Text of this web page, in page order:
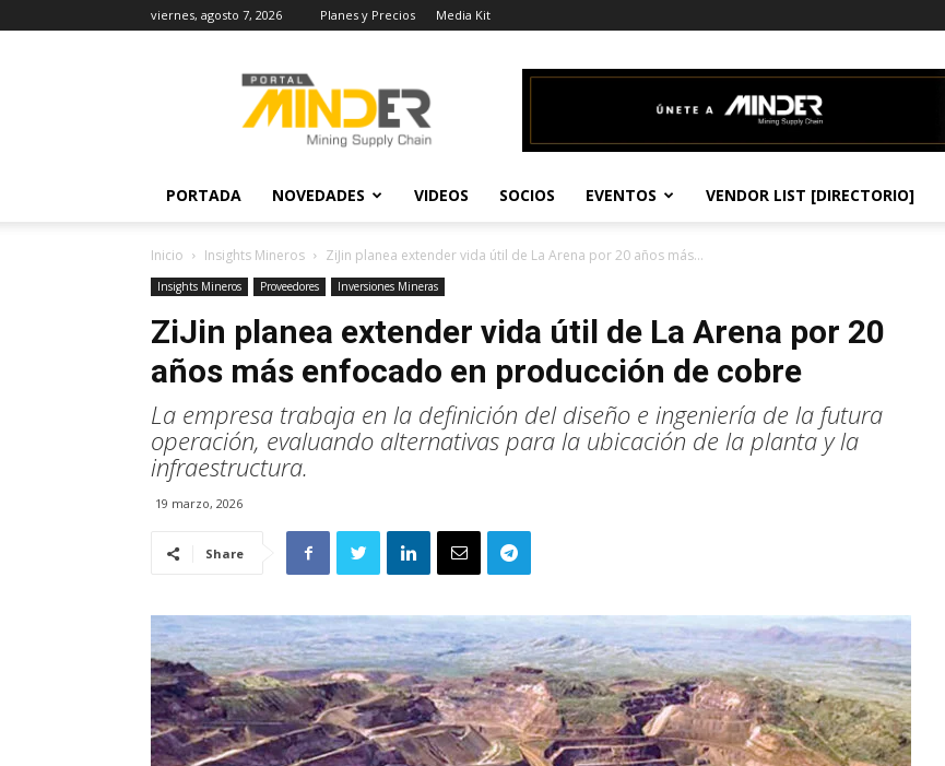
viernes, agosto 7, 2026 Planes y Precios Media Kit
Actualidad
Minera
PORTADA NOVEDADES VIDEOS SOCIOS EVENTOS VENDOR LIST [DIRECTORIO]
Inicio Insights Mineros ZiJin planea extender vida útil de La Arena por 20 años más...
Insights Mineros Proveedores Inversiones Mineras
ZiJin planea extender vida útil de La Arena por 20
años más enfocado en producción de cobre
La empresa trabaja en la definición del diseño e ingeniería de la futura
operación, evaluando alternativas para la ubicación de la planta y la
infraestructura.
19 marzo, 2026
Share